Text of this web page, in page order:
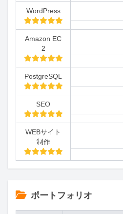
WordPress
Amazon EC
2
PostgreSQL
SEO
WEBサイト
制作
ポートフォリオ